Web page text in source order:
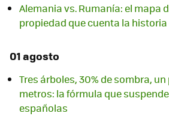
Alemania vs. Rumanía: el mapa
propiedad que cuenta la
01 agosto
Tres árboles, 30% de sombra,
metros: la fórmula que
españolas